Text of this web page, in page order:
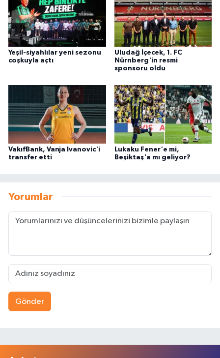
Yeşil-siyahlılar yeni sezonu
coşkuyla açtı
Uludağ İçecek, 1. FC
Nürnberg'in resmi
sponsoru oldu
VakıfBank, Vanja Ivanovic'i
transfer etti
Lukaku Fener'e mi,
Beşiktaş'a mı geliyor?
Yorumlar
Gönder